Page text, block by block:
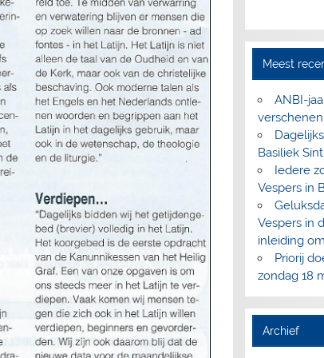
Meest
ANBI-
Basiliek
Iedere
Vespers in
Vespers in
inleiding
Priorij
zondag 18
Archief